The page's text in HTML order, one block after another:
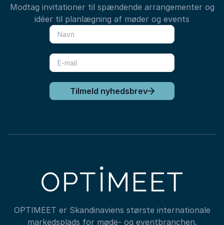
Modtag invitationer til spændende arrangementer og
idéer til planlægning af møder og events
Tilmeld nyhedsbrev
OPTIMEET er Skandinaviens største internationale
markedsplads for møde- og eventbranchen.